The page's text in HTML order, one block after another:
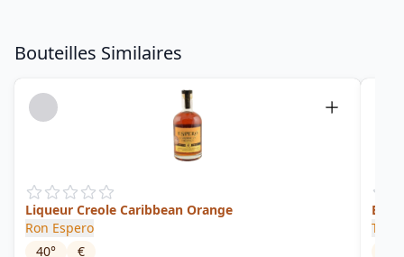
Bouteilles Similaires
Liqueur Creole Caribbean Orange
Ron Espero
40° €
Ed.
Tres